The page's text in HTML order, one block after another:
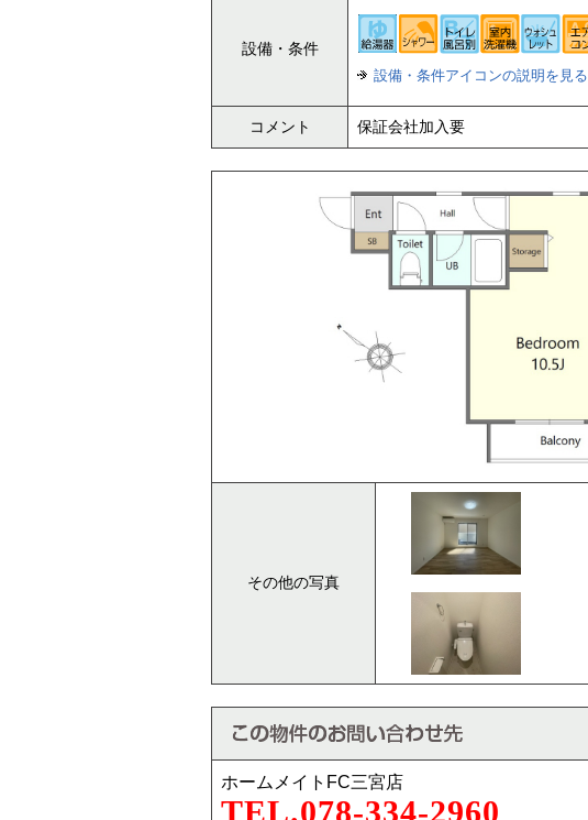
設備・条件
設備・条件アイコンの説明を見る
コメント 保証会社加入要
その他の写真
ホームメイトFC三宮店
TEL.078-334-2960